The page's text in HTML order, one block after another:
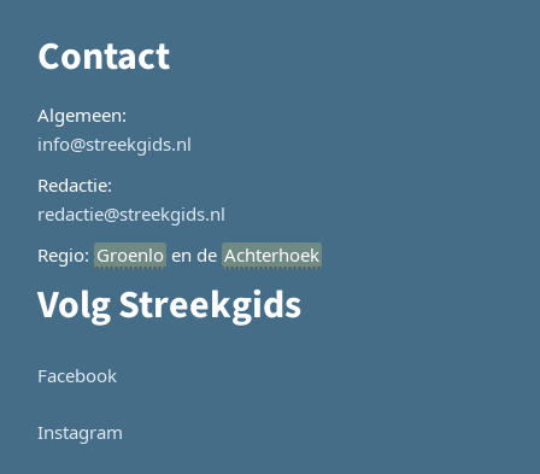
Contact
Algemeen:
info@streekgids.nl
Redactie:
redactie@streekgids.nl
Regio: Groenlo en de Achterhoek
Volg Streekgids
Facebook
Instagram